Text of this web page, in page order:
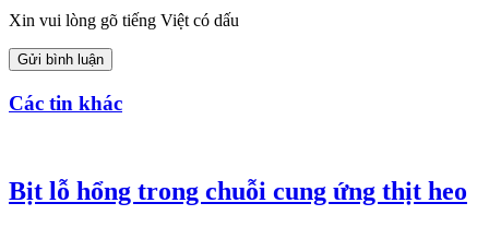
Xin vui lòng gõ tiếng Việt có dấu
Gửi bình luận
Các tin khác
Bịt lỗ hổng trong chuỗi cung ứng thịt heo